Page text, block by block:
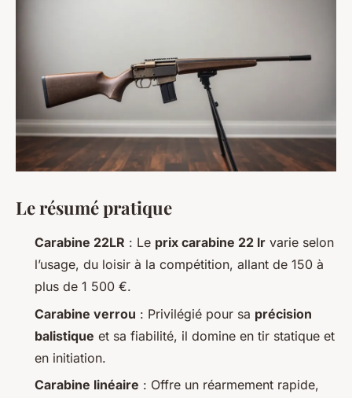
Le résumé pratique
Carabine 22LR : Le prix carabine 22 lr varie selon
l’usage, du loisir à la compétition, allant de 150 à
plus de 1 500 €.
Carabine verrou : Privilégié pour sa précision
balistique et sa fiabilité, il domine en tir statique et
en initiation.
Carabine linéaire : Offre un réarmement rapide,